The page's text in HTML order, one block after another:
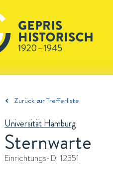
Zurück zur Trefferliste
Universität Hamburg
Sternwarte
Einrichtungs-ID: 12351